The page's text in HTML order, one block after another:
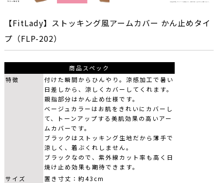
【FitLady】ストッキング風アームカバー かん止めタイ
プ（FLP-202）
商品スペック
特徴
付けた瞬間からひんやり。涼感加工で暑い
日差しから、涼しくカバーしてくれます。
親指部分はかん止め仕様です。
ベージュカラーはお肌をきれいにカバーし
て、トーンアップする美肌効果の高いアー
ムカバーです。
ブラックはストッキング生地だから薄手で
涼しく、着ぶくれしません。
ブラックなので、紫外線カット率も高く日
焼け止め効果も期待できます。
サイズ
置き寸丈：約43cm